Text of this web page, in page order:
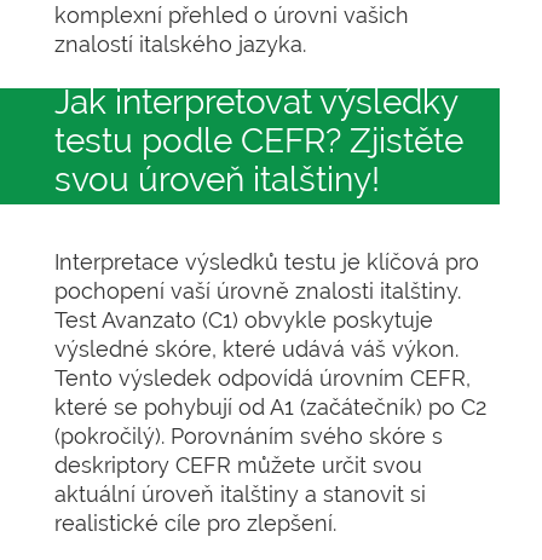
komplexní přehled o úrovni vašich
znalostí italského jazyka.
Jak interpretovat výsledky
testu podle CEFR? Zjistěte
svou úroveň italštiny!
Interpretace výsledků testu je klíčová pro
pochopení vaší úrovně znalosti italštiny.
Test Avanzato (C1) obvykle poskytuje
výsledné skóre, které udává váš výkon.
Tento výsledek odpovídá úrovním CEFR,
které se pohybují od A1 (začátečník) po C2
(pokročilý). Porovnáním svého skóre s
deskriptory CEFR můžete určit svou
aktuální úroveň italštiny a stanovit si
realistické cíle pro zlepšení.